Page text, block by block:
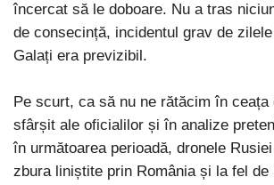
încercat să le doboare. Nu a tras
de consecință, incidentul grav de
Galați era previzibil.
Pe scurt, ca să nu ne rătăcim în
sfârșit ale oficialilor și în analize
în următoarea perioadă, dronele
zbura liniștite prin România și la fel